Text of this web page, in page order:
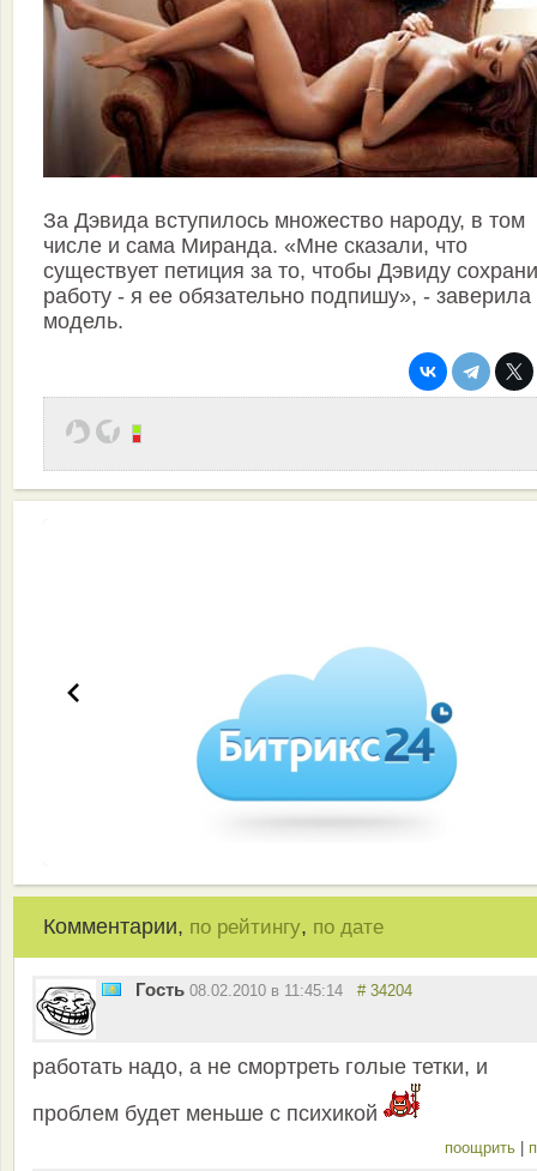
За Дэвида вступилось множество народу, в том
числе и сама Миранда. «Мне сказали, что
существует петиция за то, чтобы Дэвиду
работу - я ее обязательно подпишу», - заверила
модель.
Комментарии, по рейтингу, по дате
Гость 08.02.2010 в 11:45:14 # 34204
работать надо, а не смортреть голые тетки, и
проблем будет меньше с психикой
поощрить